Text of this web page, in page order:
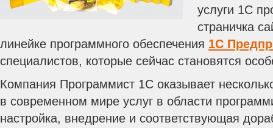
услуги 1С
страничка
линейке программного обеспечения 1С
специалистов, которые сейчас становятся
Компания Программист 1С оказывает
в современном мире услуг в области
настройка, внедрение и соответствующая